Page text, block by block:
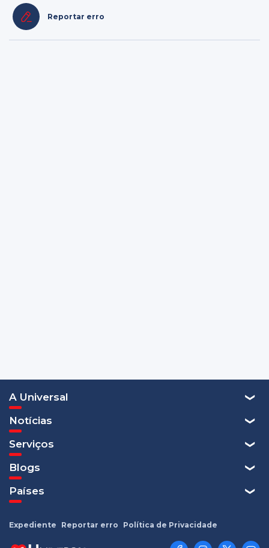
Reportar erro
A Universal
Notícias
Serviços
Blogs
Países
Expediente Reportar erro Política de Privacidade